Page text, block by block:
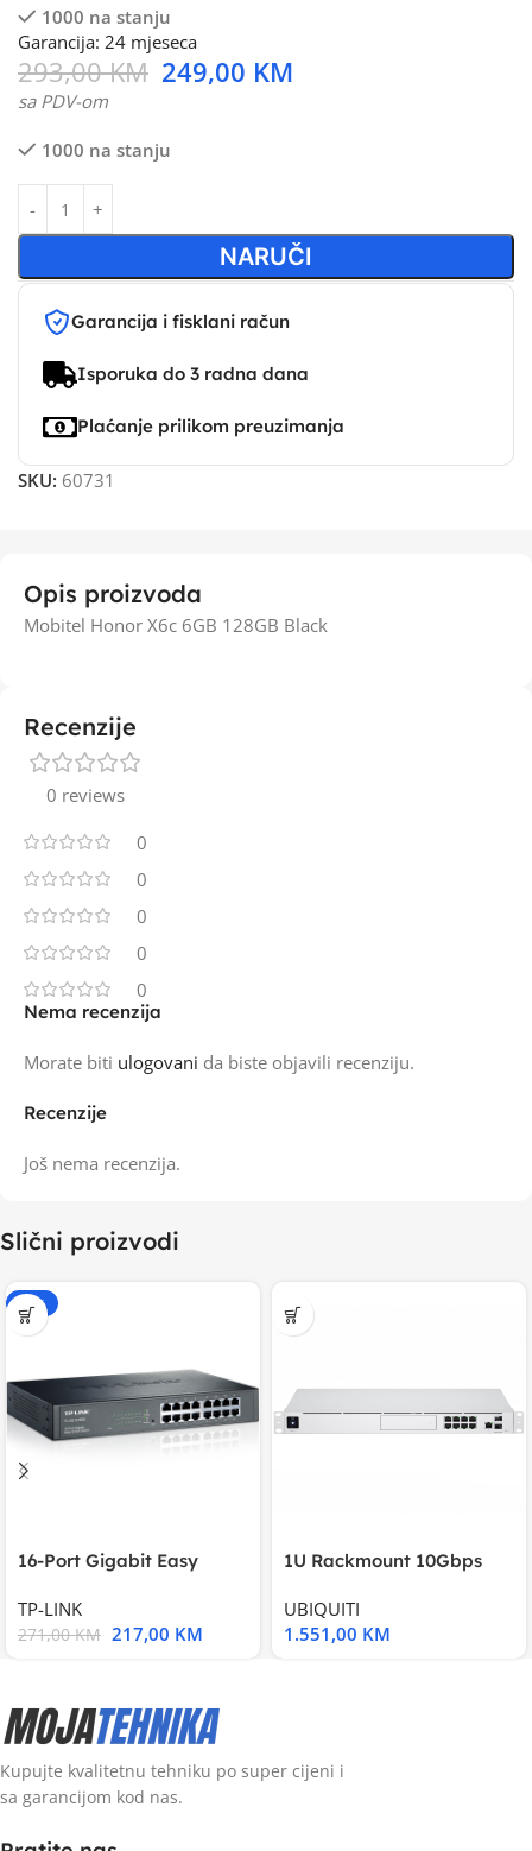
1000 na stanju
Garancija: 24 mjeseca
293,00KM 249,00 KM
sa PDV-om
1000 na stanju
NARUČI
Garancija i fisklani račun
Isporuka do 3 radna dana
Plaćanje prilikom preuzimanja
SKU: 60731
Opis proizvoda
Mobitel Honor X6c 6GB 128GB Black
Recenzije
0 reviews
0
0
0
0
0
Recenzije
Još nema recenzija.
Nema recenzija
Morate biti ulogovani da biste objavili recenziju.
Slični proizvodi
-20%
16-Port Gigabit Easy
TP-LINK
271,00KM 217,00 KM
1U Rackmount 10Gbps
UBIQUITI
1.551,00 KM
Kupujte kvalitetnu tehniku po super cijeni i
sa garancijom kod nas.